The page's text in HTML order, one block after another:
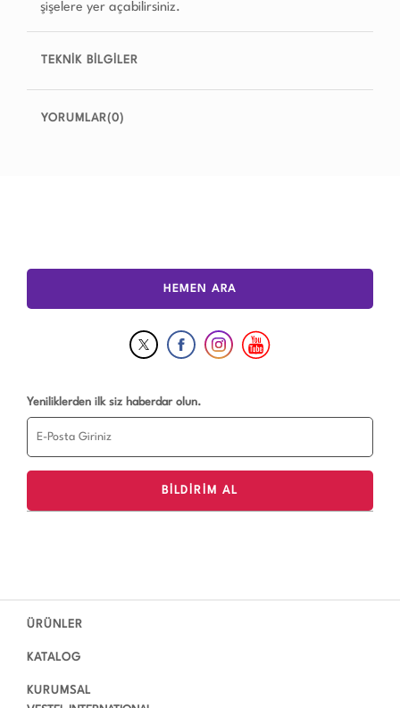
şişelere yer açabilirsiniz.
TEKNİK BİLGİLER
YORUMLAR(0)
HEMEN ARA
Yeniliklerden ilk siz haberdar olun.
ÜRÜNLER
KATALOG
KURUMSAL